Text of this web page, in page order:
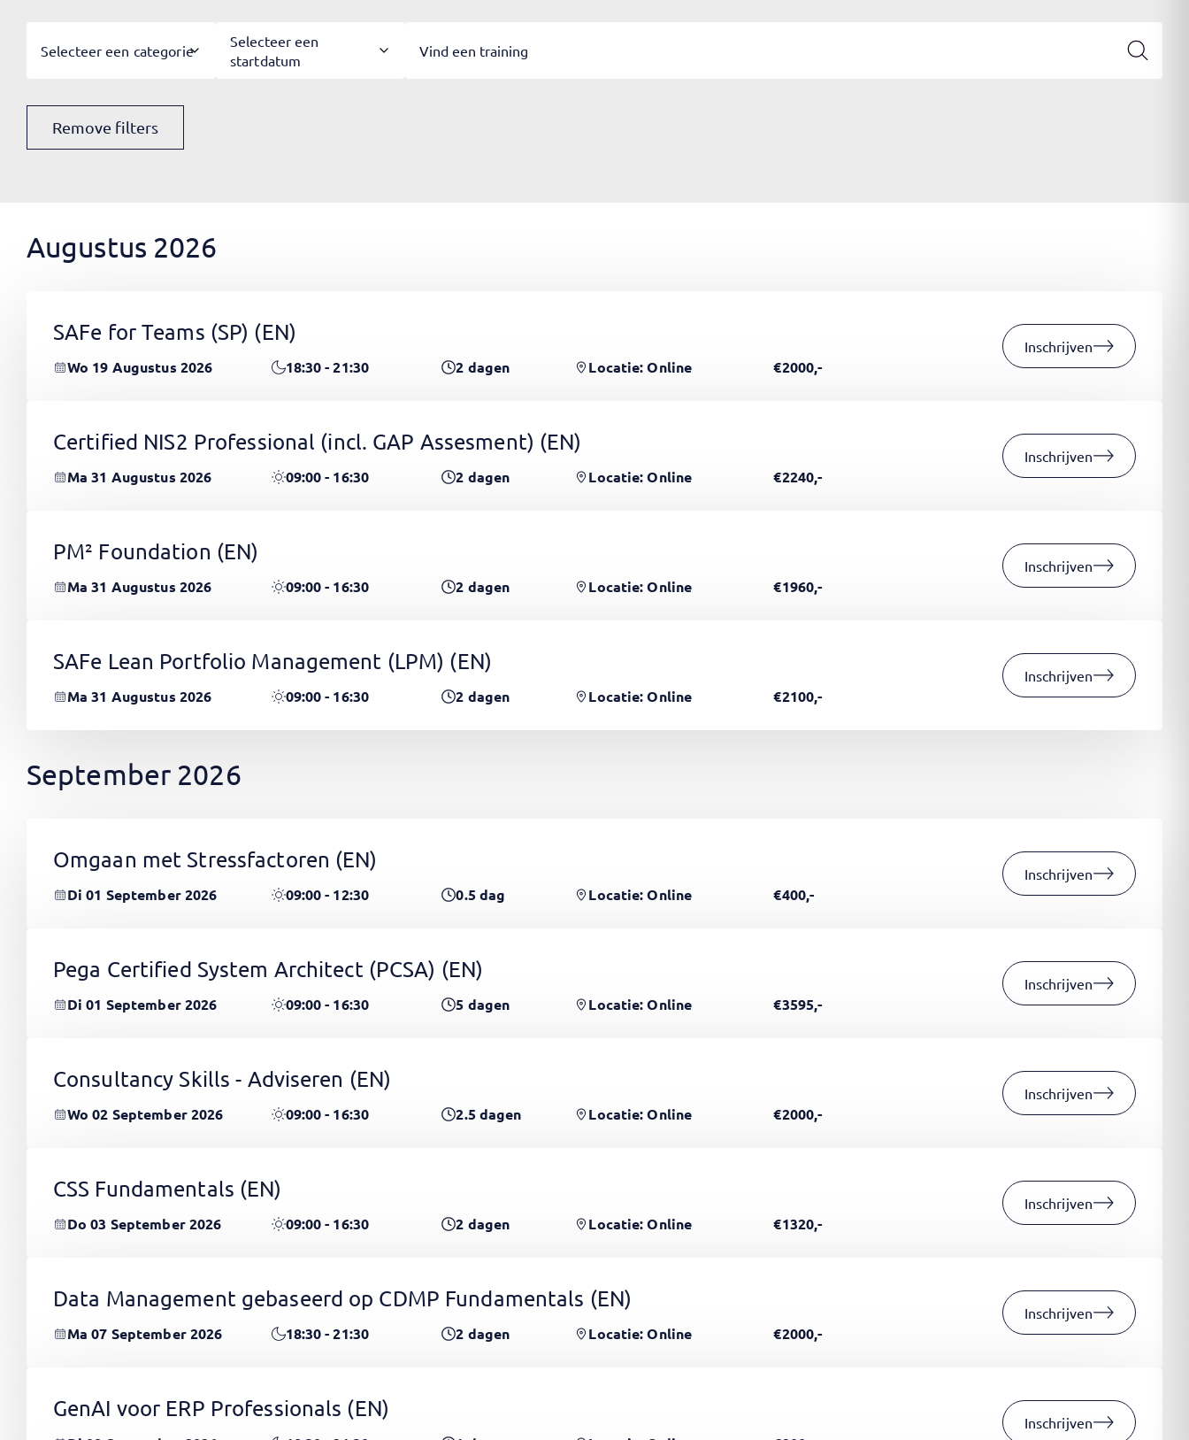
Selecteer een categorie
Selecteer een
startdatum
Remove filters
Augustus 2026
SAFe for Teams (SP) (EN)
Wo 19 Augustus 2026 18:30 - 21:30 2 dagen Locatie: Online €2000,-
Inschrijven
Certified NIS2 Professional (incl. GAP Assesment) (EN)
Ma 31 Augustus 2026 09:00 - 16:30 2 dagen Locatie: Online €2240,-
Inschrijven
PM² Foundation (EN)
Ma 31 Augustus 2026 09:00 - 16:30 2 dagen Locatie: Online €1960,-
Inschrijven
SAFe Lean Portfolio Management (LPM) (EN)
Ma 31 Augustus 2026 09:00 - 16:30 2 dagen Locatie: Online €2100,-
Inschrijven
September 2026
Omgaan met Stressfactoren (EN)
Di 01 September 2026 09:00 - 12:30 0.5dag Locatie: Online €400,-
Inschrijven
Pega Certified System Architect (PCSA) (EN)
Di 01 September 2026 09:00 - 16:30 5 dagen Locatie: Online €3595,-
Inschrijven
Consultancy Skills - Adviseren (EN)
Wo 02 September 2026 09:00 - 16:30 2.5dagen Locatie: Online €2000,-
Inschrijven
CSS Fundamentals (EN)
Do 03 September 2026 09:00 - 16:30 2 dagen Locatie: Online €1320,-
Inschrijven
Data Management gebaseerd op CDMP Fundamentals (EN)
Ma 07 September 2026 18:30 - 21:30 2 dagen Locatie: Online €2000,-
Inschrijven
GenAI voor ERP Professionals (EN)
Inschrijven